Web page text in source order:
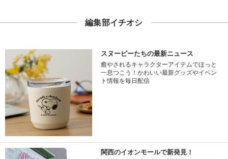
編集部イチオシ
スヌーピーたちの最新ニュース
癒やされるキャラクターアイテムでほっと
一息つこう！かわいい最新グッズやイベン
ト情報を毎日配信
関西のイオンモールで新発見！